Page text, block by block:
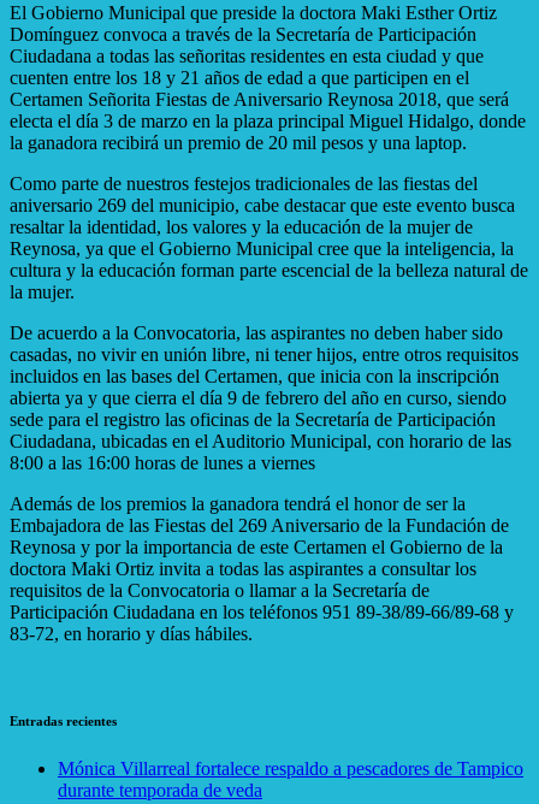
El Gobierno Municipal que preside la doctora Maki Esther Ortiz
Domínguez convoca a través de la Secretaría de Participación
Ciudadana a todas las señoritas residentes en esta ciudad y que
cuenten entre los 18 y 21 años de edad a que participen en el
Certamen Señorita Fiestas de Aniversario Reynosa 2018, que será
electa el día 3 de marzo en la plaza principal Miguel Hidalgo, donde
la ganadora recibirá un premio de 20 mil pesos y una laptop.
Como parte de nuestros festejos tradicionales de las fiestas del
aniversario 269 del municipio, cabe destacar que este evento busca
resaltar la identidad, los valores y la educación de la mujer de
Reynosa, ya que el Gobierno Municipal cree que la inteligencia, la
cultura y la educación forman parte escencial de la belleza natural de
la mujer.
De acuerdo a la Convocatoria, las aspirantes no deben haber sido
casadas, no vivir en unión libre, ni tener hijos, entre otros requisitos
incluidos en las bases del Certamen, que inicia con la inscripción
abierta ya y que cierra el día 9 de febrero del año en curso, siendo
sede para el registro las oficinas de la Secretaría de Participación
Ciudadana, ubicadas en el Auditorio Municipal, con horario de las
8:00 a las 16:00 horas de lunes a viernes
Además de los premios la ganadora tendrá el honor de ser la
Embajadora de las Fiestas del 269 Aniversario de la Fundación de
Reynosa y por la importancia de este Certamen el Gobierno de la
doctora Maki Ortiz invita a todas las aspirantes a consultar los
requisitos de la Convocatoria o llamar a la Secretaría de
Participación Ciudadana en los teléfonos 951 89-38/89-66/89-68 y
83-72, en horario y días hábiles.
Entradas recientes
Mónica Villarreal fortalece respaldo a pescadores de Tampico
durante temporada de veda